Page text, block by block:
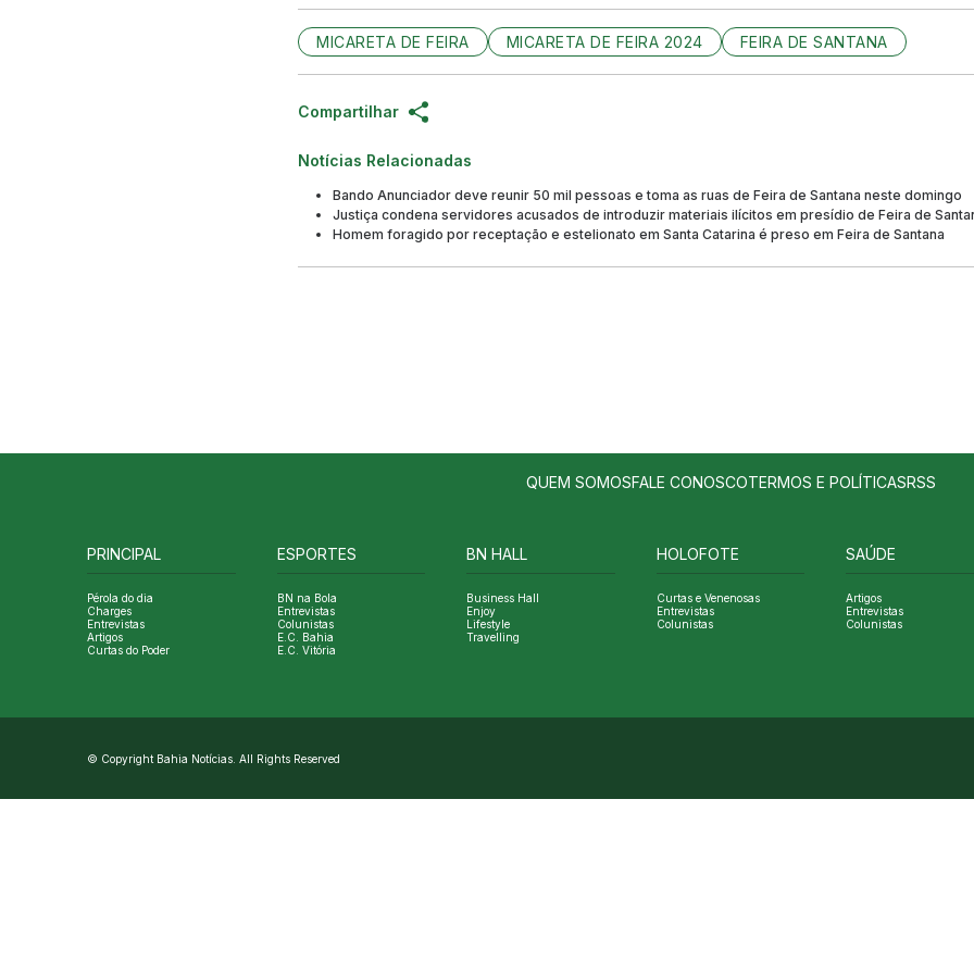
MICARETA DE FEIRA MICARETA DE FEIRA 2024 FEIRA DE SANTANA
Compartilhar
Notícias Relacionadas
Bando Anunciador deve reunir 50 mil pessoas e toma as ruas de Feira de Santana neste domingo
Justiça condena servidores acusados de introduzir materiais ilícitos em presídio de Feira de
Homem foragido por receptação e estelionato em Santa Catarina é preso em Feira de Santana
QUEM SOMOSFALE CONOSCOTERMOS E POLÍTICASRSS
PRINCIPAL
Pérola do dia
Charges
Entrevistas
Artigos
Curtas do Poder
ESPORTES
BN na Bola
Entrevistas
Colunistas
E.C. Bahia
E.C. Vitória
BN HALL
Business Hall
Enjoy
Lifestyle
Travelling
HOLOFOTE
Curtas e Venenosas
Entrevistas
Colunistas
SAÚDE
Artigos
Entrevistas
Colunistas
© Copyright Bahia Notícias. All Rights Reserved